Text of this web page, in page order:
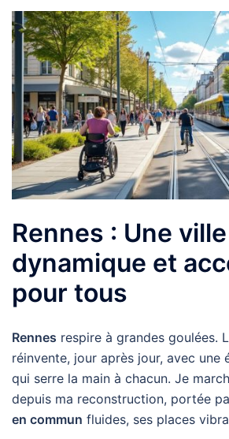
Rennes : Une ville
dynamique et
pour tous
Rennes respire à grandes goulées.
réinvente, jour après jour, avec une
qui serre la main à chacun. Je
depuis ma reconstruction, portée
en commun fluides, ses places